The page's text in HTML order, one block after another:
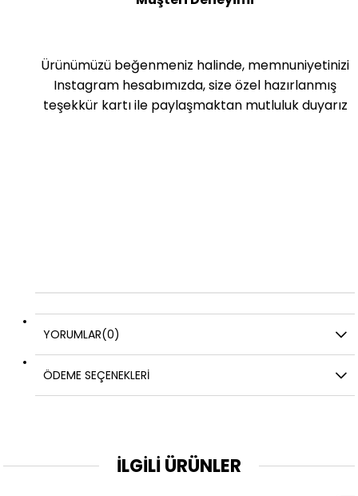
Ürünümüzü beğenmeniz halinde, memnuniyetinizi
Instagram hesabımızda, size özel hazırlanmış
teşekkür kartı ile paylaşmaktan mutluluk duyarız
YORUMLAR(0)
ÖDEME SEÇENEKLERI
İLGİLİ ÜRÜNLER